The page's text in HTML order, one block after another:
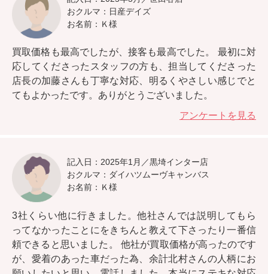
おクルマ：日産デイズ
お名前：Ｋ様
買取価格も最高でしたが、接客も最高でした。 最初に対
応してくださったスタッフの方も、担当してくださった
店長の加藤さんも丁寧な対応、明るくやさしい感じでと
てもよかったです。ありがとうございました。
アンケートを見る
記入日：2025年1月／黒埼インター店
おクルマ：ダイハツムーヴキャンバス
お名前：Ｋ様
3社くらい他に行きました。他社さんでは説明してもら
ってなかったことにをきちんと教えて下さったり一番信
頼できると思いました。 他社が買取価格が高ったのです
が、愛着のあった車だった為、余計北村さんの人柄にお